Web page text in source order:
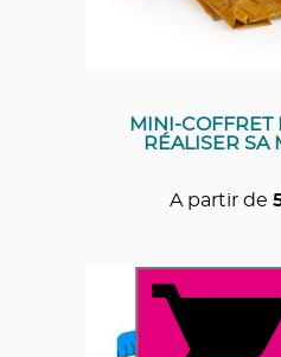
MINI-COFFRET
RÉALISER SA
A partir de